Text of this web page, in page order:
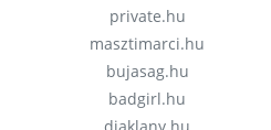
private.hu
masztimarci.hu
bujasag.hu
badgirl.hu